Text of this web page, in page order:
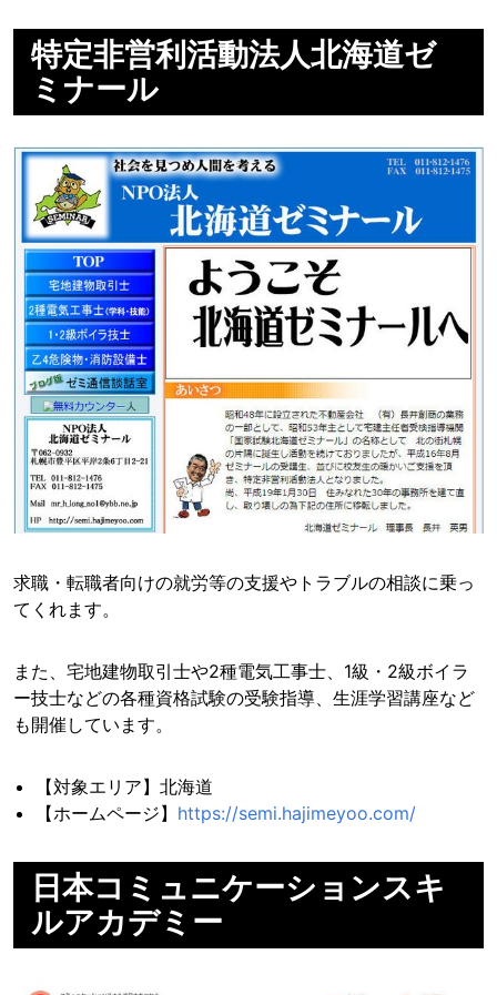
特定非営利活動法人北海道ゼ
ミナール
求職・転職者向けの就労等の支援やトラブルの相談に乗っ
てくれます。
また、宅地建物取引士や2種電気工事士、1級・2級ボイラ
ー技士などの各種資格試験の受験指導、生涯学習講座など
も開催しています。
【対象エリア】北海道
【ホームページ】 https://semi.hajimeyoo.com/
日本コミュニケーションスキ
ルアカデミー